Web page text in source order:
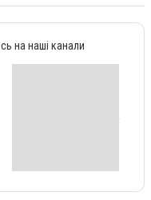
на наші канали